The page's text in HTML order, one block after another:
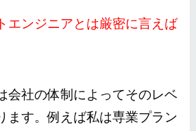
エンジニアとは厳密に言えば
会社の体制によってそのレベ
ます。例えば私は専業プラン